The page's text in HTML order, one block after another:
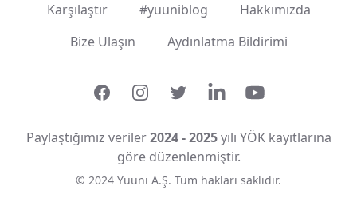
Karşılaştır
#yuuniblog
Hakkımızda
Bize Ulaşın
Aydınlatma Bildirimi
FacebookInstagramTwitterLinkedInYouTube
Paylaştığımız veriler2024 - 2025yılı YÖK kayıtlarına
göre düzenlenmiştir.
© 2024 Yuuni A.Ş. Tüm hakları saklıdır.